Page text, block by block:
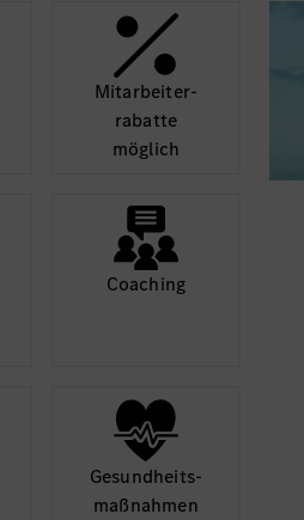
Mit­arbeiter­
rabatte
möglich
Coaching
Gesund­heits­
maß­nahmen